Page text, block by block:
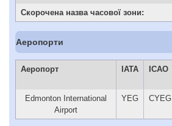
Скорочена назва часової зони:
Аеропорти
Аеропорт IATA ICAO
Edmonton International
Airport
YEG CYEG